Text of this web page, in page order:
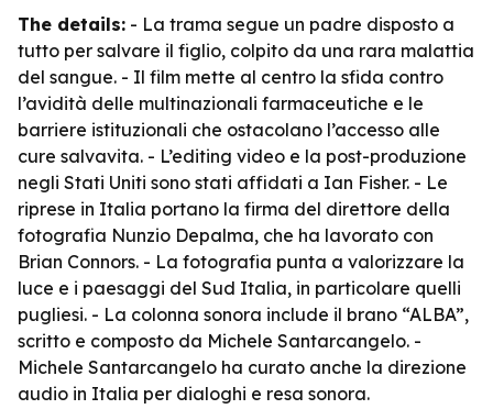
The details: - La trama segue un padre disposto a
tutto per salvare il figlio, colpito da una rara malattia
del sangue. - Il film mette al centro la sfida contro
l’avidità delle multinazionali farmaceutiche e le
barriere istituzionali che ostacolano l’accesso alle
cure salvavita. - L’editing video e la post-produzione
negli Stati Uniti sono stati affidati a Ian Fisher. - Le
riprese in Italia portano la firma del direttore della
fotografia Nunzio Depalma, che ha lavorato con
Brian Connors. - La fotografia punta a valorizzare la
luce e i paesaggi del Sud Italia, in particolare quelli
pugliesi. - La colonna sonora include il brano “ALBA”,
scritto e composto da Michele Santarcangelo. -
Michele Santarcangelo ha curato anche la direzione
audio in Italia per dialoghi e resa sonora.